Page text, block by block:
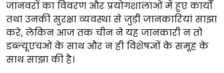
जानवरों का विवरण और प्रयोगशालाओं में हुए कार्यों
तथा उनकी सुरक्षा व्यवस्था से जुड़ी जानकारियां साझा
करे, लेकिन आज तक चीन ने यह जानकारी न तो
डब्ल्यूएचओ के साथ और न ही विशेषज्ञों के समूह के
साथ साझा की है।